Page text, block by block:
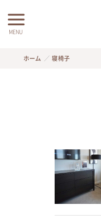
MENU
ホーム 寝椅子